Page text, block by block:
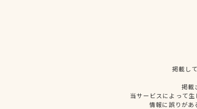
掲載し
掲載
当サービスによって
情報に誤りが